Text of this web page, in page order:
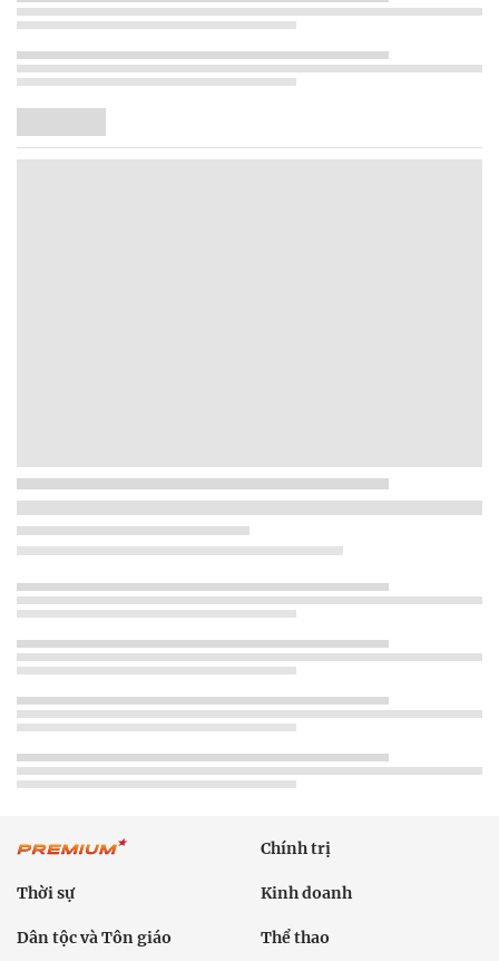
Chính trị
Thời sự Kinh doanh
Dân tộc và Tôn giáo Thể thao